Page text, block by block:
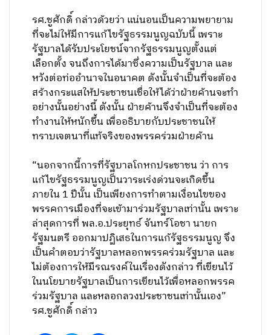
รศ.ชูศักดิ์ กล่าวด้วยว่า แน่นอนเป็นความพยายาม
ที่จะไม่ให้มีการแก้ไขรัฐธรรมนูญฉบับนี้ เพราะ
รัฐบาลได้รับประโยชน์จากรัฐธรรมนูญตั้งแต่
เลือกตั้ง จนถึงการได้มาซึ่งความเป็นรัฐบาล และ
หวังต่อท่ออำนาจในอนาคต ดังนั้นจำเป็นที่จะต้อง
สร้างกระแสให้ประชาชนเชื่อให้ได้ว่าฝ่ายค้านจะทำ
อย่างนั้นอย่างนี้ ดังนั้น ฝ่ายค้านจึงจำเป็นที่จะต้อง
ทำงานให้หนักขึ้น เพื่ออธิบายกับประชาชนให้
ทราบเจตนาที่แท้จริงของพรรคร่วมฝ่ายค้าน
“นอกจากนี้การที่รัฐบาลโกหกประชาชน ว่า การ
แก้ไขรัฐธรรมนูญเป็นวาระเร่งด่วนจะเกิดขึ้น
ภายใน 1 ปีนั้น เป็นเพียงการทำตามเงื่อนไขของ
พรรคการเมืองที่จะเข้ามาร่วมรัฐบาลเท่านั้น เพราะ
ล่าสุดการที่ พล.อ.ประยุทธ์ จันทร์โอชา นายก
รัฐมนตรี ออกมาปฏิเสธในการแก้รัฐธรรมนูญ จึง
เป็นคำตอบว่ารัฐบาลหลอกพรรคร่วมรัฐบาล และ
ไม่ต้องการให้มีรณรงค์ในเรื่องดังกล่าว ที่เขียนไว้
ในนโยบายรัฐบาลเป็นการเขียนไว้เพื่อหลอกพรรค
ร่วมรัฐบาล และหลอกลวงประชาชนเท่านั้นเอง”
รศ.ชูศักดิ์ กล่าว